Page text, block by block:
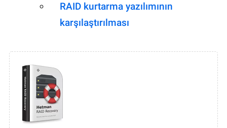
RAID kurtarma yazılımının
karşılaştırılması